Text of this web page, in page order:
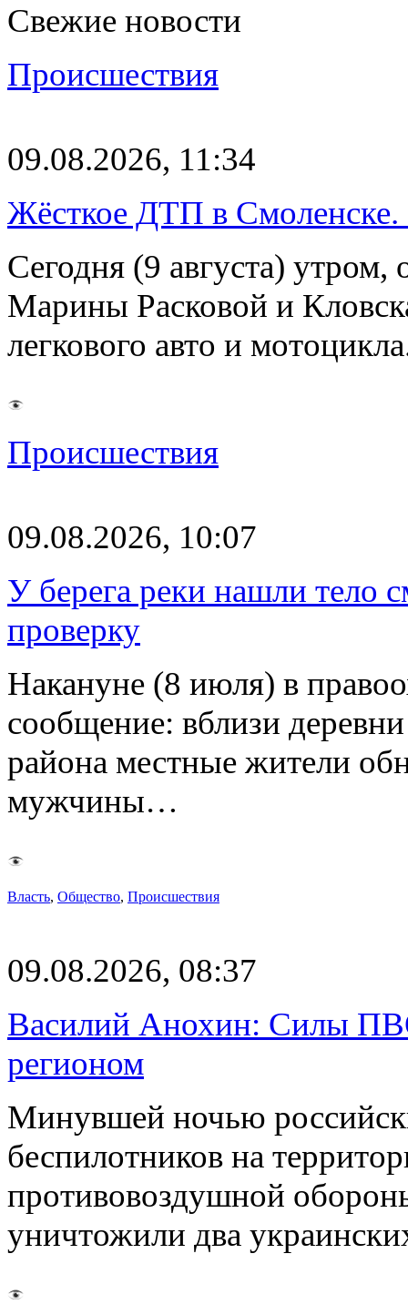
Свежие новости
Происшествия
09.08.2026, 11:34
Жёсткое ДТП в Смоленске.
Сегодня (9 августа) утром,
Марины Расковой и
легкового авто и
Происшествия
09.08.2026, 10:07
У берега реки нашли тело
проверку
Накануне (8 июля) в
сообщение: вблизи
района местные жители
мужчины…
Власть, Общество, Происшествия
09.08.2026, 08:37
Василий Анохин: Силы
регионом
Минувшей ночью
беспилотников на
противовоздушной
уничтожили два